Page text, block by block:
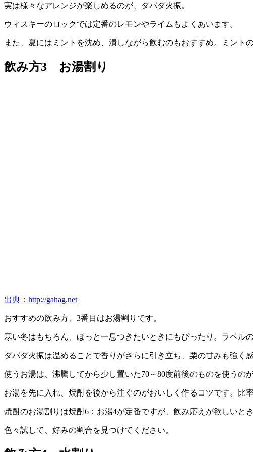
実は様々なアレンジが楽しめるのが、ダバダ火振。
ウィスキーのロックでは定番のレモンやライムもよくあいます。
また、夏にはミントを沈め、潰しながら飲むのもおすすめ。ミン
飲み方3 お湯割り
出典：http://gahag.net
おすすめの飲み方、3番目はお湯割りです。
寒い冬はもちろん、ほっと一息つきたいときにもぴったり。ラベル
ダバダ火振は温めることで香りがさらに引き立ち、栗の甘みも強く
使うお湯は、沸騰してから少し置いた70～80度前後のものを使うのが
お湯を先に入れ、焼酎を後から注ぐのがおいしく作るコツです。比
焼酎のお湯割りは焼酎6：お湯4が定番ですが、飲み応えが欲しいと
色々試して、好みの割合を見つけてください。